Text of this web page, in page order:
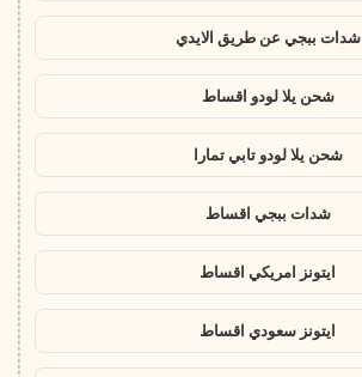
شدات ببجي عن طريق الايدي
شحن يلا لودو اقساط
شحن يلا لودو تابي تمارا
شدات ببجي اقساط
ايتونز امريكي اقساط
ايتونز سعودي اقساط